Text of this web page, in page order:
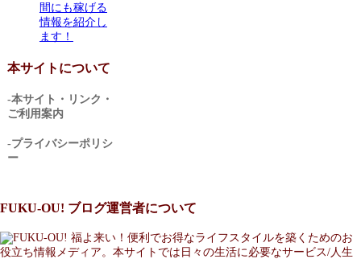
間にも稼げる
情報を紹介し
ます！
本サイトについて
-本サイト・リンク・
ご利用案内
-プライバシーポリシ
ー
FUKU-OU! ブログ運営者について
福よ来い！便利でお得なライフスタイルを築くためのお
役立ち情報メディア。本サイトでは日々の生活に必要なサービス/人生